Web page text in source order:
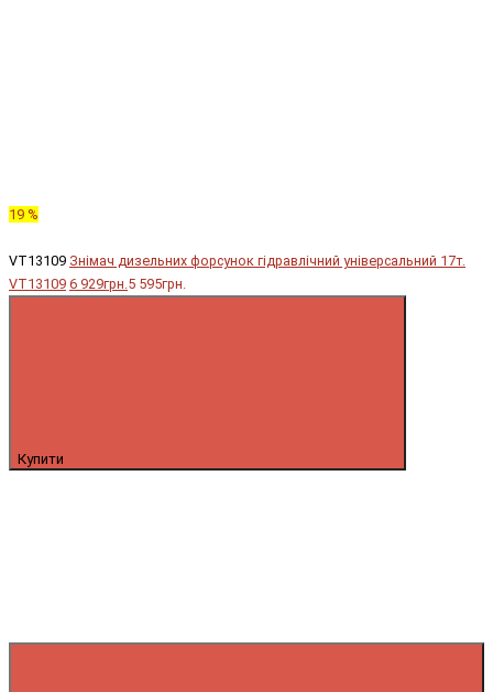
19 %
VT13109 Знімач дизельних форсунок гідравлічний універсальний 17т.
VT13109 6 929грн.5 595грн.
Купити